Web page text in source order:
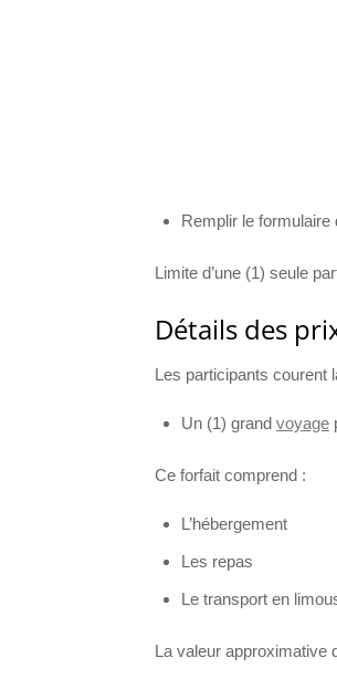
Remplir le formulaire
Limite d’une (1) seule
Détails des
Les participants courent
Un (1) grand voyage
Ce forfait comprend :
L’hébergement
Les repas
Le transport en
La valeur approximative